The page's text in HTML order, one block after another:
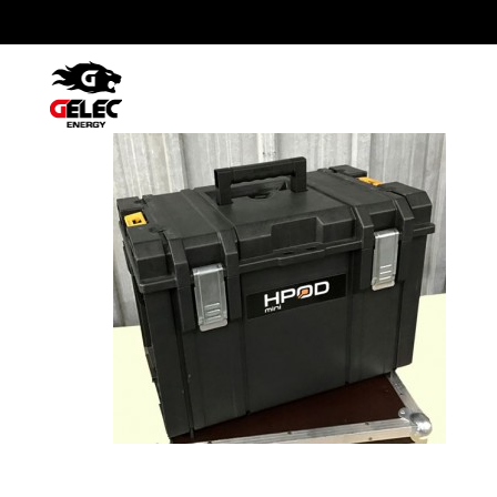
Hpodmini ultra compact version1-